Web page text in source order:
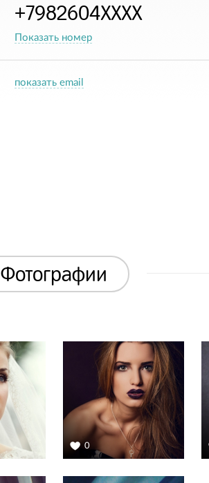
+7982604XXXX
Показать номер
показать email
Фотографии
0